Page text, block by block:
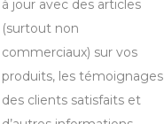
à jour avec des articles
(surtout non
commerciaux) sur vos
produits, les témoignages
des clients satisfaits et